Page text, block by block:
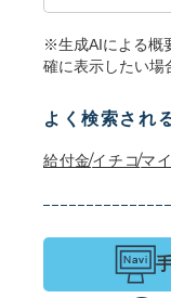
キ
ー
ワ
ー
で
が
※生成AIによる概
確に表示したい場
よく検索され
給付金イチコマ